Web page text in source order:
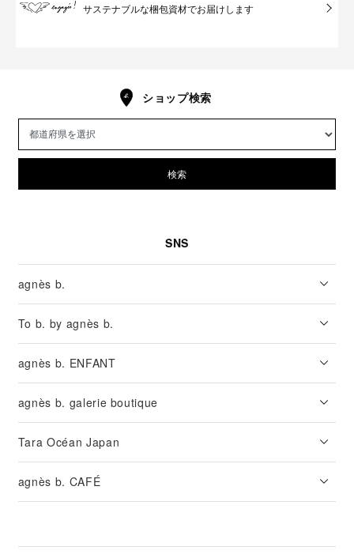
サステナブルな梱包資材でお届けします
ショップ検索
検索
SNS
agnès b.
To b. by agnès b.
agnès b. ENFANT
agnès b. galerie boutique
Tara Océan Japan
agnès b. CAFÉ